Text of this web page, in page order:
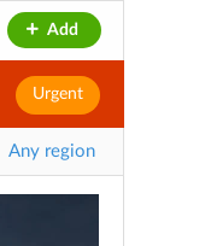
Add
Urgent
Any region